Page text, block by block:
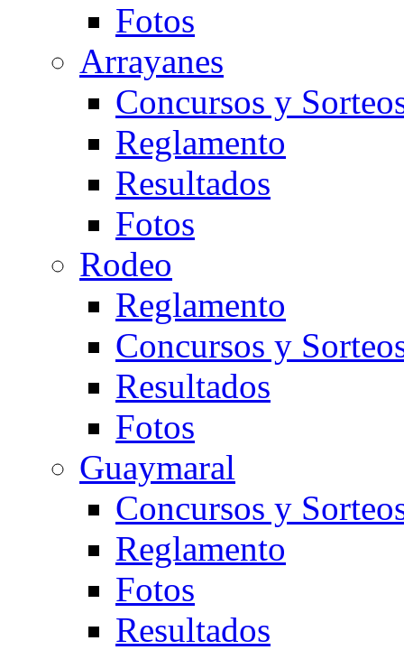
Fotos
Arrayanes
Concursos y
Reglamento
Resultados
Fotos
Rodeo
Reglamento
Concursos y
Resultados
Fotos
Guaymaral
Concursos y
Reglamento
Fotos
Resultados